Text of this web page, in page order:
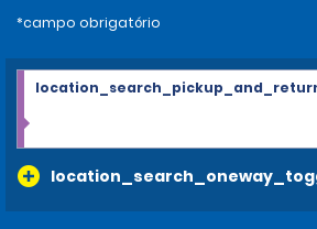
*campo obrigatório